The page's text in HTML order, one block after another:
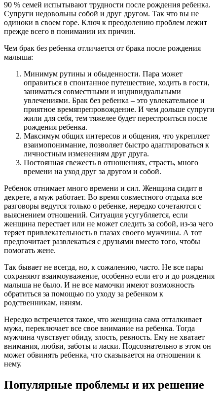
90 % семей испытывают трудности после рождения ребенка.
Супруги недовольны собой и друг другом. Так что вы не
одиноки в своем горе. Ключ к преодолению проблем лежит
прежде всего в понимании их причин.
Чем брак без ребенка отличается от брака после рождения
малыша:
Минимум рутины и обыденности. Пара может
оправиться в спонтанное путешествие, ходить в гости,
заниматься совместными и индивидуальными
увлечениями. Брак без ребенка – это увлекательное и
приятное времяпрепровождение. И чем дольше супруги
жили для себя, тем тяжелее будет перестроиться после
рождения ребенка.
Максимум общих интересов и общения, что укрепляет
взаимопонимание, позволяет быстро адаптироваться к
личностным изменениям друг друга.
Постоянная свежесть в отношениях, страсть, много
времени на уход друг за другом и собой.
Ребенок отнимает много времени и сил. Женщина сидит в
декрете, а муж работает. Во время совместного отдыха все
разговоры ведутся только о ребенке, нередко сочетаются с
выяснением отношений. Ситуация усугубляется, если
женщина перестает или не может следить за собой, из-за чего
теряет привлекательность в глазах своего мужчины. А тот
предпочитает развлекаться с друзьями вместо того, чтобы
помогать жене.
Так бывает не всегда, но, к сожалению, часто. Не все пары
сохраняют взаимоуважение, особенно если его и до рождения
малыша не было. И не все мамочки имеют возможность
обратиться за помощью по уходу за ребенком к
родственникам, няням.
Нередко встречается такое, что женщина сама отталкивает
мужа, переключает все свое внимание на ребенка. Тогда
мужчина чувствует обиду, злость, ревность. Ему не хватает
внимания, любви, заботы и ласки. Подсознательно в этом он
может обвинять ребенка, что сказывается на отношении к
нему.
Популярные проблемы и их решение